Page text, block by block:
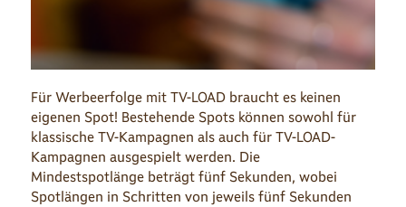
Für Werbeerfolge mit TV-LOAD braucht es keinen
eigenen Spot! Bestehende Spots können sowohl für
klassische TV-Kampagnen als auch für TV-LOAD-
Kampagnen ausgespielt werden. Die
Mindestspotlänge beträgt fünf Sekunden, wobei
Spotlängen in Schritten von jeweils fünf Sekunden